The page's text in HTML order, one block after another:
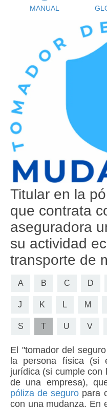
MANUAL
Titular en la
que contrata
aseguradora
su actividad
transporte de
A B C D
J K L M
S T U V
El "tomador del
la persona física (si
jurídica (si cumple con
de una empresa),
póliza de seguro para
con una mudanza. En